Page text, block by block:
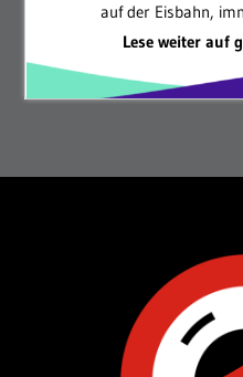
auf der Eisbahn,
Lese weiter auf